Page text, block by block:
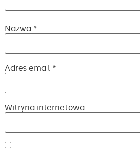
Nazwa *
Adres email *
Witryna internetowa